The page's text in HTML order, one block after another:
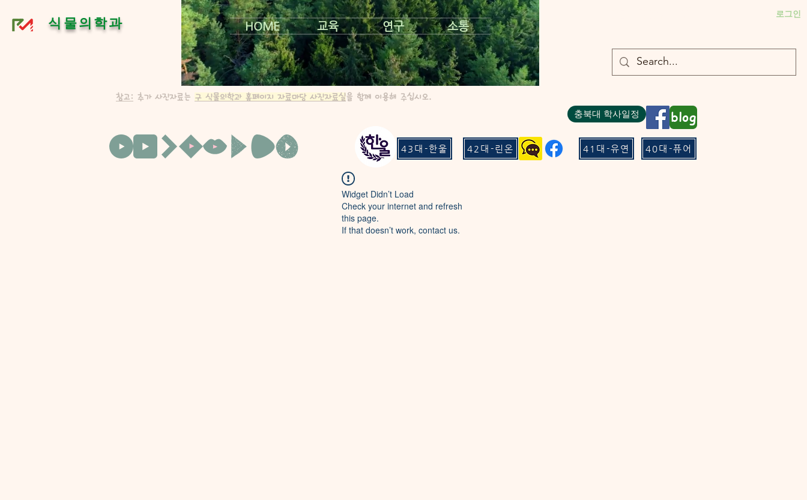
식물의학과 HOME 교육 연구 소통
로그인
참고: 추가 사진자료는 구 식물의학과 홈페이지 자료마당 사진자료실을 함께 이용해 주십시오.
43대-한울
충북대 학사일정 blog
42대-린온 41대-유연 40대-퓨어
Widget Didn’t Load
Check your internet and refresh
this page.
If that doesn’t work, contact us.